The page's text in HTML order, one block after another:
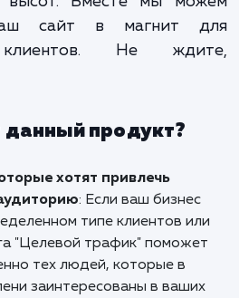
и
для него.
привлечь
в Евпатории.